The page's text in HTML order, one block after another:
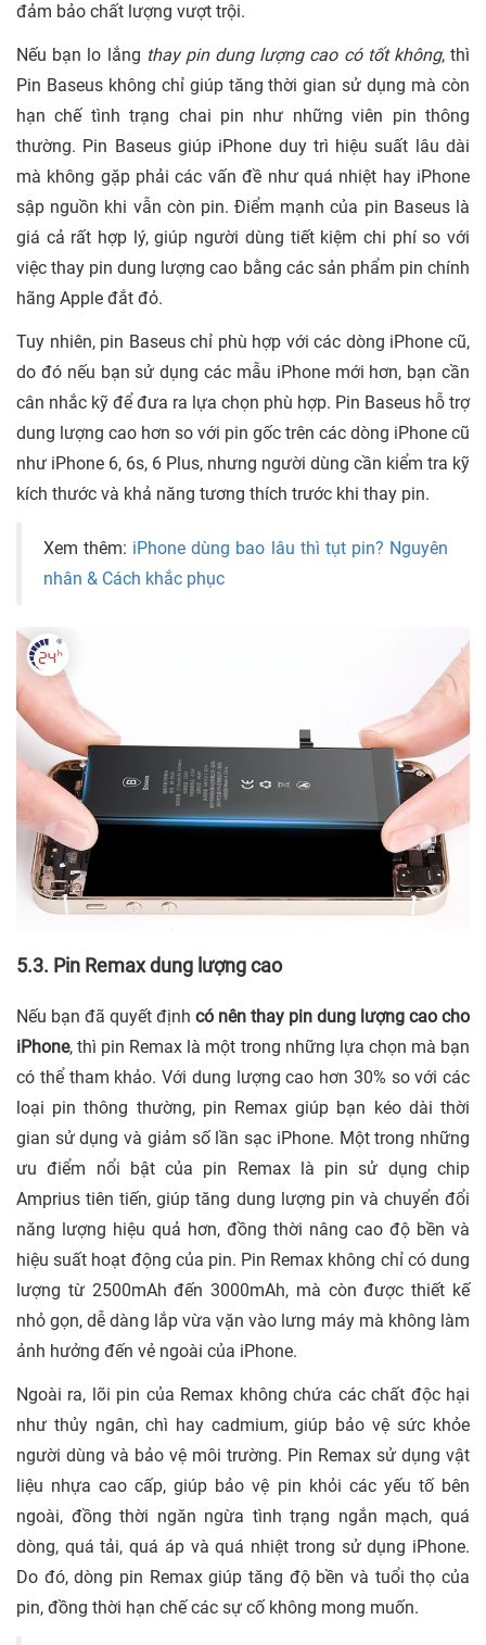
đảm bảo chất lượng vượt trội.
Nếu bạn lo lắng thay pin dung lượng cao có tốt không, thì
Pin Baseus không chỉ giúp tăng thời gian sử dụng mà còn
hạn chế tình trạng chai pin như những viên pin thông
thường. Pin Baseus giúp iPhone duy trì hiệu suất lâu dài
mà không gặp phải các vấn đề như quá nhiệt hay iPhone
sập nguồn khi vẫn còn pin. Điểm mạnh của pin Baseus là
giá cả rất hợp lý, giúp người dùng tiết kiệm chi phí so với
việc thay pin dung lượng cao bằng các sản phẩm pin chính
hãng Apple đắt đỏ.
Tuy nhiên, pin Baseus chỉ phù hợp với các dòng iPhone cũ,
do đó nếu bạn sử dụng các mẫu iPhone mới hơn, bạn cần
cân nhắc kỹ để đưa ra lựa chọn phù hợp. Pin Baseus hỗ trợ
dung lượng cao hơn so với pin gốc trên các dòng iPhone cũ
như iPhone 6, 6s, 6 Plus, nhưng người dùng cần kiểm tra kỹ
kích thước và khả năng tương thích trước khi thay pin.
Xem thêm: iPhone dùng bao lâu thì tụt pin? Nguyên
nhân & Cách khắc phục
5.3. Pin Remax dung lượng cao
Nếu bạn đã quyết định có nên thay pin dung lượng cao cho
iPhone, thì pin Remax là một trong những lựa chọn mà bạn
có thể tham khảo. Với dung lượng cao hơn 30% so với các
loại pin thông thường, pin Remax giúp bạn kéo dài thời
gian sử dụng và giảm số lần sạc iPhone. Một trong những
ưu điểm nổi bật của pin Remax là pin sử dụng chip
Amprius tiên tiến, giúp tăng dung lượng pin và chuyển đổi
năng lượng hiệu quả hơn, đồng thời nâng cao độ bền và
hiệu suất hoạt động của pin. Pin Remax không chỉ có dung
lượng từ 2500mAh đến 3000mAh, mà còn được thiết kế
nhỏ gọn, dễ dàng lắp vừa vặn vào lưng máy mà không làm
ảnh hưởng đến vẻ ngoài của iPhone.
Ngoài ra, lõi pin của Remax không chứa các chất độc hại
như thủy ngân, chì hay cadmium, giúp bảo vệ sức khỏe
người dùng và bảo vệ môi trường. Pin Remax sử dụng vật
liệu nhựa cao cấp, giúp bảo vệ pin khỏi các yếu tố bên
ngoài, đồng thời ngăn ngừa tình trạng ngắn mạch, quá
dòng, quá tải, quá áp và quá nhiệt trong sử dụng iPhone.
Do đó, dòng pin Remax giúp tăng độ bền và tuổi thọ của
pin, đồng thời hạn chế các sự cố không mong muốn.